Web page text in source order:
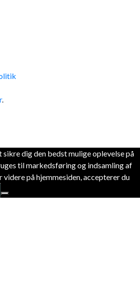
.
dig den bedst mulige oplevelse på
til markedsføring og indsamling af
på hjemmesiden, accepterer du